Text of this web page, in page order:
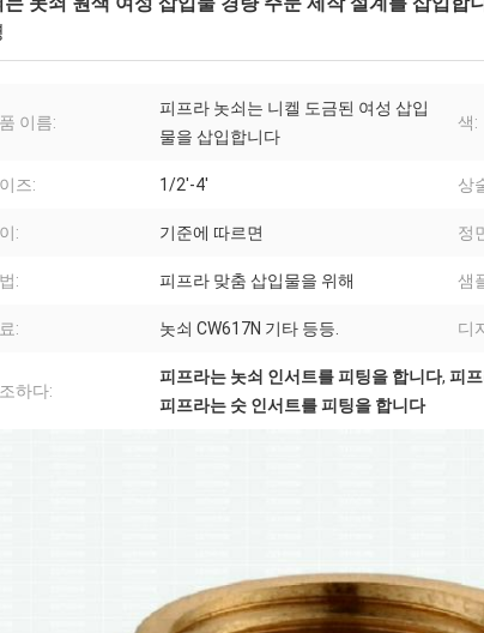
이름:
피프라 놋쇠는 니켈 도금된 여성 삽입
물을 삽입합니다
색:
즈: 1/2'-4' 상
: 기준에 따르면 정
: 피프라 맞춤 삽입물을 위해 샘
: 놋쇠 CW617N 기타 등등. 디
하다:
피프라는 놋쇠 인서트를 피팅을 합니다, 피
피프라는 숫 인서트를 피팅을 합니다